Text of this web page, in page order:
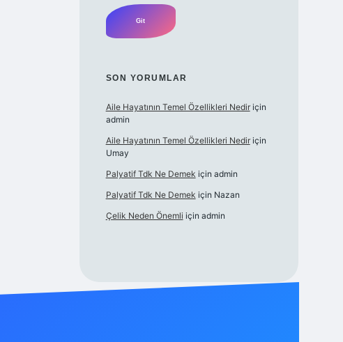
SON YORUMLAR
Aile Hayatının Temel Özellikleri Nediriçin
admin
Aile Hayatının Temel Özellikleri Nediriçin
Umay
Palyatif Tdk Ne Demek için admin
Palyatif Tdk Ne Demek için Nazan
Çelik Neden Önemli için admin